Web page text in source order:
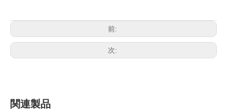
前:
次:
関連製品